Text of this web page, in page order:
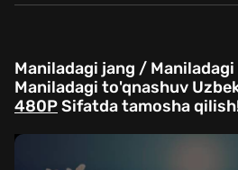
Maniladagi jang /
Maniladagi to'qnashuv
480PSifatda tamosha